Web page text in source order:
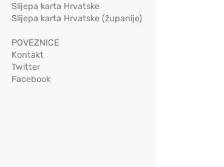
Slijepa karta Hrvatske
Slijepa karta Hrvatske (županije)
POVEZNICE
Kontakt
Twitter
Facebook